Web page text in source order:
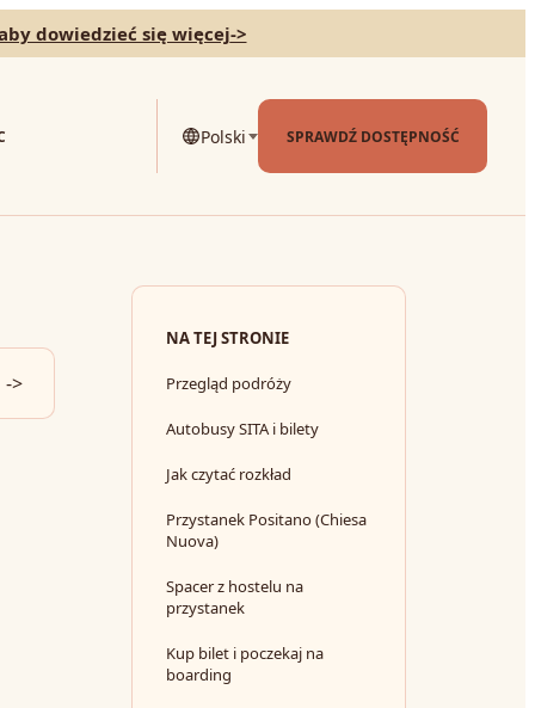
dowiedzieć się więcej->
Polski SPRAWDŹ DOSTĘPNOŚĆ
->
NA TEJ STRONIE
Przegląd podróży
Autobusy SITA i bilety
Jak czytać rozkład
Przystanek Positano (Chiesa
Nuova)
Spacer z hostelu na
przystanek
Kup bilet i poczekaj na
boarding